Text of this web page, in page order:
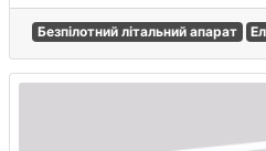
Безпілотний літальний апарат